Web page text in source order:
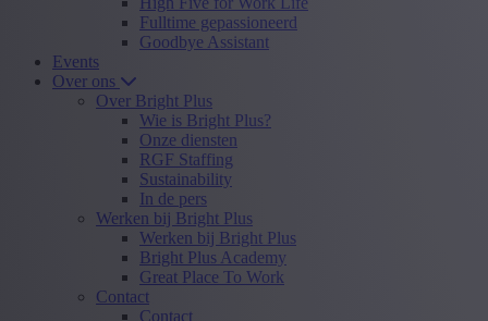
Fulltime gepassioneerd
Goodbye Assistant
Events
Over ons
Over Bright Plus
Wie is Bright Plus?
Onze diensten
RGF Staffing
Sustainability
In de pers
Werken bij Bright Plus
Werken bij Bright Plus
Bright Plus Academy
Great Place To Work
Contact
Contact